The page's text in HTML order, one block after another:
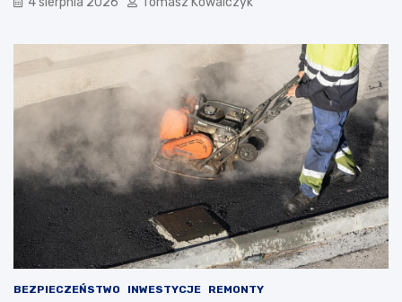
BEZPIECZEŃSTWO INWESTYCJE REMONTY